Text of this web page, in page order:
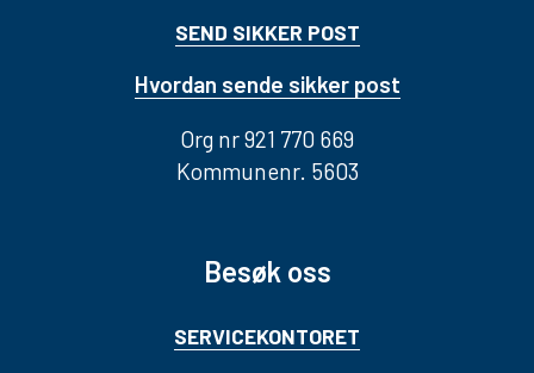
SEND SIKKER POST
Hvordan sende sikker post
Org nr 921 770 669
Kommunenr. 5603
Besøk oss
SERVICEKONTORET